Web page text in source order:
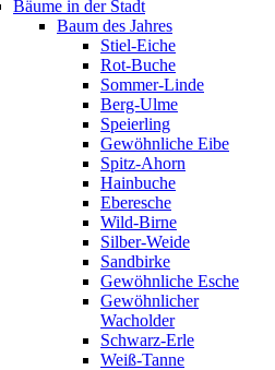
Bäume in der Stadt
Baum des Jahres
Stiel-Eiche
Rot-Buche
Sommer-Linde
Berg-Ulme
Speierling
Gewöhnliche Eibe
Spitz-Ahorn
Hainbuche
Eberesche
Wild-Birne
Silber-Weide
Sandbirke
Gewöhnliche Esche
Gewöhnlicher
Wacholder
Schwarz-Erle
Weiß-Tanne